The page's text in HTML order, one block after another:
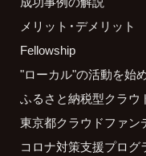
メリット・デメリット
Fellowship
"ローカル"の活動を始
ふるさと納税型クラウ
東京都クラウドファン
コロナ対策支援プログ